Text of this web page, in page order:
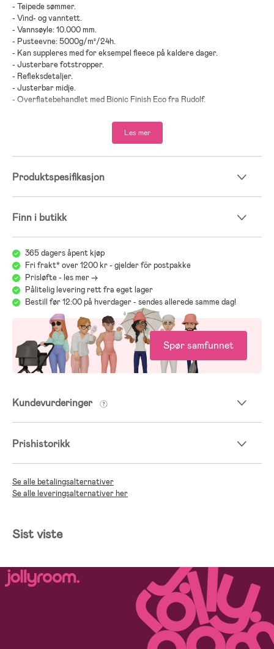
- Teipede sømmer.
- Vind- og vanntett.
- Vannsøyle: 10.000 mm.
- Pusteevne: 5000g/m²/24h.
- Kan suppleres med for eksempel fleece på kaldere dager.
- Justerbare fotstropper.
- Refleksdetaljer.
- Justerbar midje.
- Overflatebehandlet med Bionic Finish Eco fra Rudolf.
Les mer
Produktspesifikasjon
Finn i butikk
365 dagers åpent kjøp
Fri frakt* over 1200 kr - gjelder för postpakke
Prisløfte - les mer ->
Pålitelig levering rett fra eget lager
Bestill før 12:00 på hverdager - sendes allerede samme dag!
Spør samfunnet
Kundevurderinger
Prishistorikk
Se alle betalingsalternativer
Se alle leveringsalternativer her
Sist viste